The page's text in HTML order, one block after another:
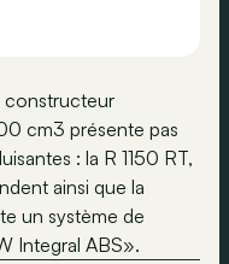
constructeur
cm3 présente pas
: la R 1150 RT,
ainsi que la
un système de
Integral ABS».